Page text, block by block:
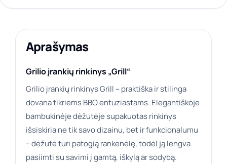
Aprašymas
Grilio įrankių rinkinys „Grill“
Grilio įrankių rinkinys Grill – praktiška ir stilinga
dovana tikriems BBQ entuziastams. Elegantiškoje
bambukinėje dėžutėje supakuotas rinkinys
išsiskiria ne tik savo dizainu, bet ir funkcionalumu
– dėžutė turi patogią rankenėlę, todėl ją lengva
pasiimti su savimi į gamtą, iškylą ar sodybą.